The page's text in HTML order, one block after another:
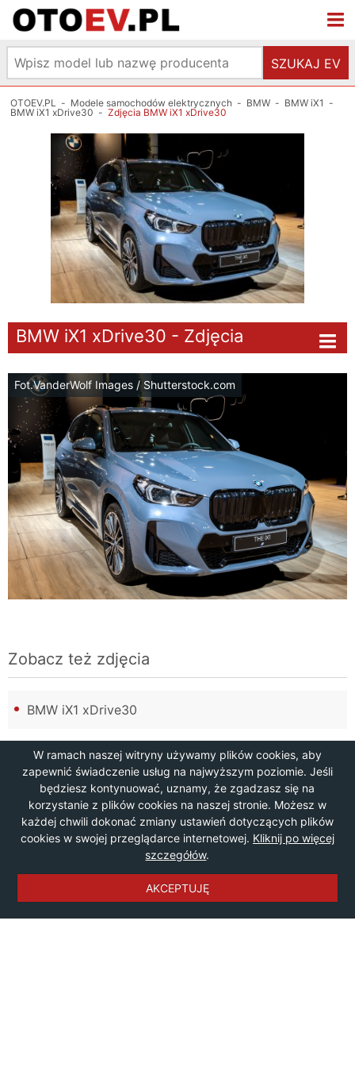
W ramach naszej witryny używamy plików cookies, aby
zapewnić świadczenie usług na najwyższym poziomie. Jeśli
będziesz kontynuować, uznamy, że zgadzasz się na
korzystanie z plików cookies na naszej stronie. Możesz w
każdej chwili dokonać zmiany ustawień dotyczących plików
cookies w swojej przeglądarce internetowej. Kliknij po więcej
szczegółów.
AKCEPTUJĘ
SZUKAJ EV
OTOEV.PL - Modele samochodów elektrycznych - BMW - BMW iX1 -
BMW iX1 xDrive30 - Zdjęcia BMW iX1 xDrive30
BMW iX1 xDrive30 - Zdjęcia
Fot.VanderWolf Images / Shutterstock.com
Zobacz też zdjęcia
BMW iX1 xDrive30